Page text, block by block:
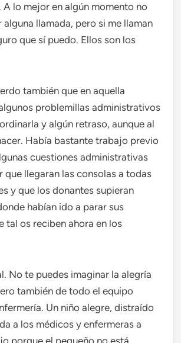
lo mejor en algún momento no
alguna llamada, pero si me llaman
que sí puedo. Ellos son los
también que en aquella
problemillas administrativos
y algún retraso, aunque al
Había bastante trabajo previo
cuestiones administrativas
que llegaran las consolas a todas
y que los donantes supieran
habían ido a parar sus
tal os reciben ahora en los
No te puedes imaginar la alegría
también de todo el equipo
Un niño alegre, distraído
a los médicos y enfermeras a
porque el pequeño no está